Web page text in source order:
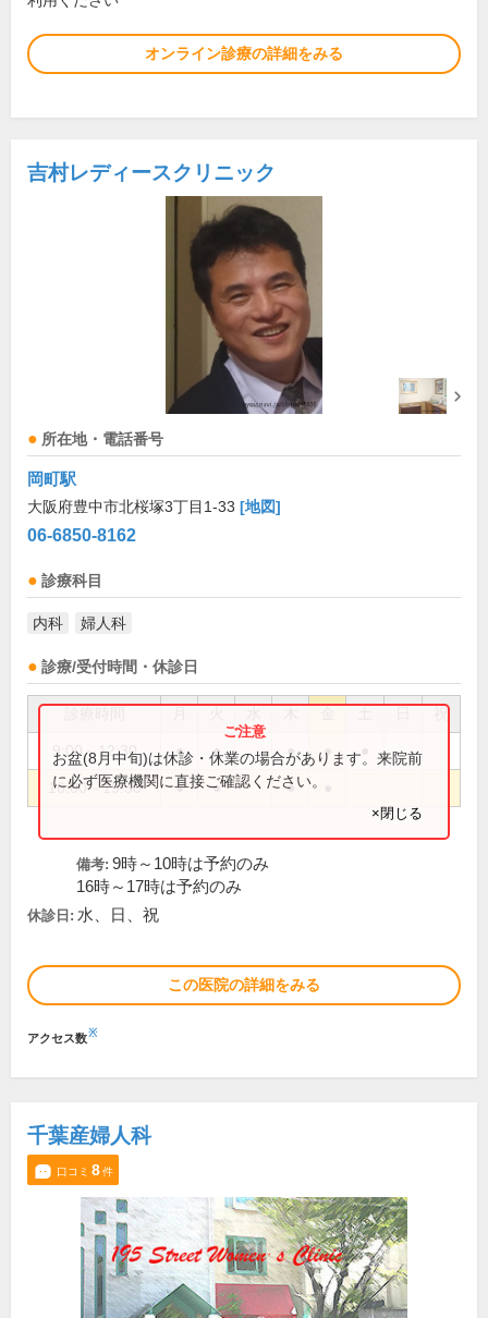
オンライン診療の詳細をみる
吉村レディースクリニック
所在地・電話番号
岡町駅
大阪府豊中市北桜塚3丁目1-33 [地図]
06-6850-8162
診療科目
内科 婦人科
診療/受付時間・休診日
祝
9:00～12:30 ● ● ● ●
16:00～19:30 ● ● ●
お盆(8月中旬)は休診・休業の場合があります。来院前
に必ず医療機関に直接ご確認ください。
×閉じる
備考: 9時～10時は予約のみ
16時～17時は予約のみ
休診日: 水、日、祝
この医院の詳細をみる
アクセス数※
千葉産婦人科
口コミ 8件